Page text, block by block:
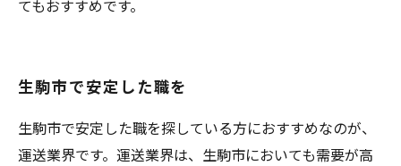
てもおすすめです。
生駒市で安定した職を
生駒市で安定した職を探している方におすすめなのが、
運送業界です。運送業界は、生駒市においても需要が高